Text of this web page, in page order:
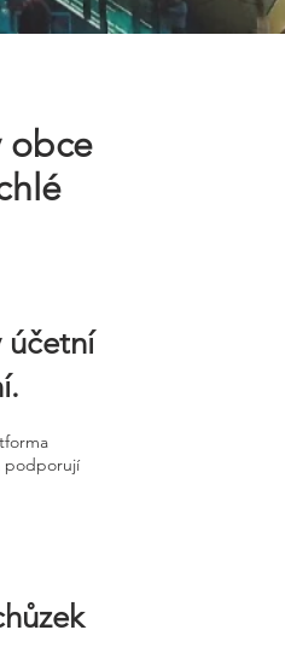
obce
účetní
podporují